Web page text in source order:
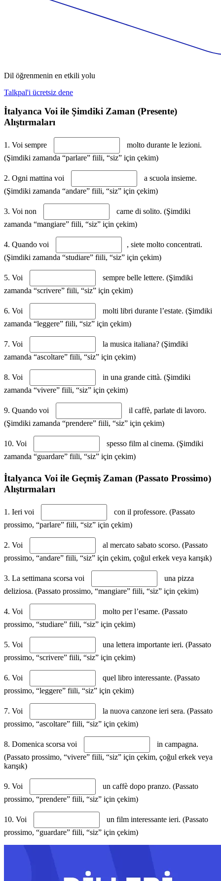
Dil öğrenmenin en etkili yolu
Talkpal'i ücretsiz dene
İtalyanca Voi ile Şimdiki Zaman (Presente)
Alıştırmaları
1. Voi sempre
molto durante le lezioni.
(Şimdiki zamanda “parlare” fiili, “siz” için çekim)
2. Ogni mattina voi
a scuola insieme.
(Şimdiki zamanda “andare” fiili, “siz” için çekim)
3. Voi non
carne di solito. (Şimdiki
zamanda “mangiare” fiili, “siz” için çekim)
4. Quando voi
, siete molto concentrati.
(Şimdiki zamanda “studiare” fiili, “siz” için çekim)
5. Voi
sempre belle lettere. (Şimdiki
zamanda “scrivere” fiili, “siz” için çekim)
6. Voi
molti libri durante l’estate. (Şimdiki
zamanda “leggere” fiili, “siz” için çekim)
7. Voi
la musica italiana? (Şimdiki
zamanda “ascoltare” fiili, “siz” için çekim)
8. Voi
in una grande città. (Şimdiki
zamanda “vivere” fiili, “siz” için çekim)
9. Quando voi
il caffè, parlate di lavoro.
(Şimdiki zamanda “prendere” fiili, “siz” için çekim)
10. Voi
spesso film al cinema. (Şimdiki
zamanda “guardare” fiili, “siz” için çekim)
İtalyanca Voi ile Geçmiş Zaman (Passato Prossimo)
Alıştırmaları
1. Ieri voi
con il professore. (Passato
prossimo, “parlare” fiili, “siz” için çekim)
2. Voi
al mercato sabato scorso. (Passato
prossimo, “andare” fiili, “siz” için çekim, çoğul erkek veya karışık)
3. La settimana scorsa voi
una pizza
deliziosa. (Passato prossimo, “mangiare” fiili, “siz” için çekim)
4. Voi
molto per l’esame. (Passato
prossimo, “studiare” fiili, “siz” için çekim)
5. Voi
una lettera importante ieri. (Passato
prossimo, “scrivere” fiili, “siz” için çekim)
6. Voi
quel libro interessante. (Passato
prossimo, “leggere” fiili, “siz” için çekim)
7. Voi
la nuova canzone ieri sera. (Passato
prossimo, “ascoltare” fiili, “siz” için çekim)
8. Domenica scorsa voi
in campagna.
(Passato prossimo, “vivere” fiili, “siz” için çekim, çoğul erkek veya
karışık)
9. Voi
un caffè dopo pranzo. (Passato
prossimo, “prendere” fiili, “siz” için çekim)
10. Voi
un film interessante ieri. (Passato
prossimo, “guardare” fiili, “siz” için çekim)